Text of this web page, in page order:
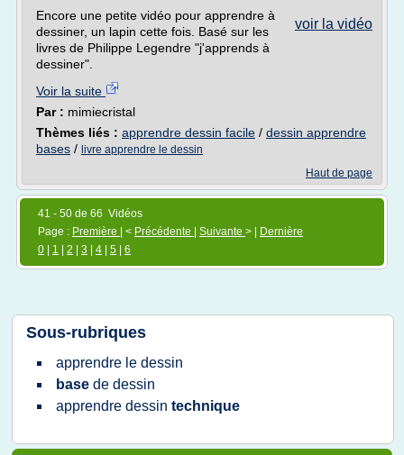
voir la vidéo
Encore une petite vidéo pour apprendre à
dessiner, un lapin cette fois. Basé sur les
livres de Philippe Legendre "j'apprends à
dessiner".
Voir la suite
Par : mimiecristal
Thèmes liés : apprendre dessin facile / dessin apprendre
bases / livre apprendre le dessin
Haut de page
41 - 50 de 66 Vidéos
Page : Première | < Précédente Suivante > |
Dernière
0
1 2 3 4 5 6
Sous-rubriques
apprendre le dessin
base de dessin
apprendre dessin technique